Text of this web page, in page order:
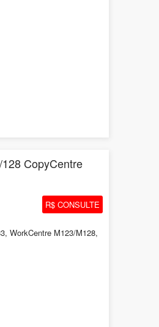
CopyCentre
R$ CONSULTE
WorkCentre M123/M128,